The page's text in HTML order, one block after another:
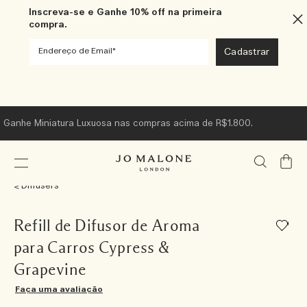
Inscreva-se e Ganhe 10% off na primeira
compra.
Ganhe Miniatura Luxuosa nas compras acima de R$1.800.
Meu
Diffusers
Refill de Difusor de Aroma
para Carros Cypress &
Grapevine
Faça uma avaliação